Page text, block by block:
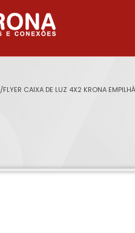
/FLYER CAIXA DE LUZ 4X2 KRONA